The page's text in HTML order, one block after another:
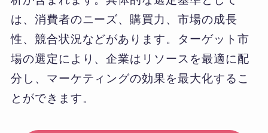
は、消費者のニーズ、購買力、市場の成長
性、競合状況などがあります。ターゲット市
場の選定により、企業はリソースを最適に配
分し、マーケティングの効果を最大化するこ
とができます。